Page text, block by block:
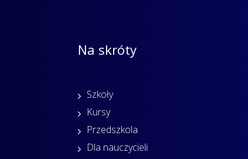
Na skróty
Szkoły
Kursy
Przedszkola
Dla nauczycieli